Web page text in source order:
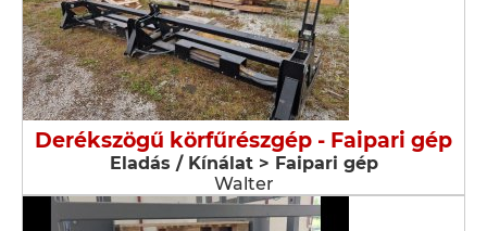
Derékszögű körfűrészgép - Faipari gép
Eladás / Kínálat > Faipari gép
Walter